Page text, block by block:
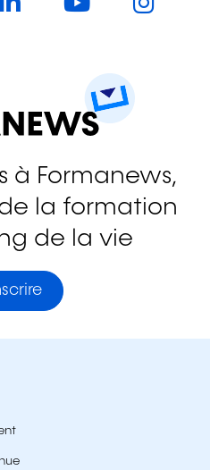
à Formanews,
la formation
de la vie